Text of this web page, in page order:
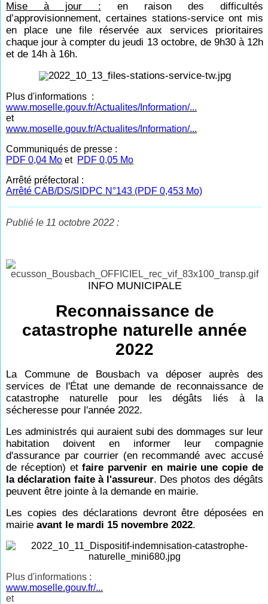
Mise à jour : en raison des difficultés
d’approvisionnement, certaines stations-service ont mis
en place une file réservée aux services prioritaires
chaque jour à compter du jeudi 13 octobre, de 9h30 à 12h
et de 14h à 16h.
Plus d'informations :
www.moselle.gouv.fr/Actualites/Information/...
et
www.moselle.gouv.fr/Actualites/Information/...
Communiqués de presse :
PDF 0,04 Mo et PDF 0,05 Mo
Arrêté préfectoral :
Arrêté CAB/DS/SIDPC N°143 (PDF 0,453 Mo)
Publié le 11 octobre 2022 :
INFO MUNICIPALE
Reconnaissance de
catastrophe naturelle année
2022
La Commune de Bousbach va déposer auprès des
services de l'État une demande de reconnaissance de
catastrophe naturelle pour les dégâts liés à la
sécheresse pour l'année 2022.
Les administrés qui auraient subi des dommages sur leur
habitation doivent en informer leur compagnie
d'assurance par courrier (en recommandé avec accusé
de réception) etfaire parvenir en mairie une copie de
la déclaration faite à l'assureur. Des photos des dégâts
peuvent être jointe à la demande en mairie.
Les copies des déclarations devront être déposées en
mairieavant le mardi 15 novembre 2022.
Plus d'informations :
www.moselle.gouv.fr/...
et